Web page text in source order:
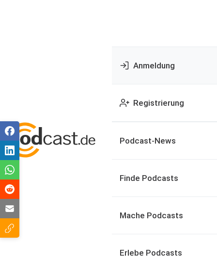
Anmeldung
Registrierung
Podcast-News
Finde Podcasts
Mache Podcasts
Erlebe Podcasts